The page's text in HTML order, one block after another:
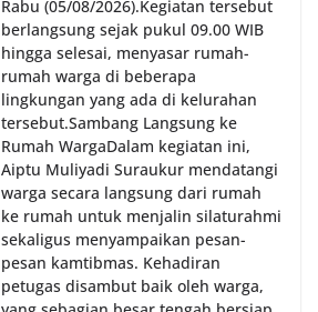
Rabu (05/08/2026).‎‎Kegiatan tersebut
berlangsung sejak pukul 09.00 WIB
hingga selesai, menyasar rumah-
rumah warga di beberapa
lingkungan yang ada di kelurahan
tersebut.‎Sambang Langsung ke
Rumah Warga‎Dalam kegiatan ini,
Aiptu Muliyadi Suraukur mendatangi
warga secara langsung dari rumah
ke rumah untuk menjalin silaturahmi
sekaligus menyampaikan pesan-
pesan kamtibmas. Kehadiran
petugas disambut baik oleh warga,